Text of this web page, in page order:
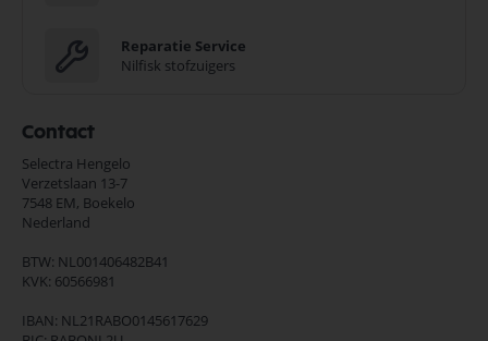
Reparatie Service
Nilfisk stofzuigers
Contact
Selectra Hengelo
Verzetslaan 13-7
7548 EM, Boekelo
Nederland
BTW: NL001406482B41
KVK: 60566981
IBAN: NL21RABO0145617629